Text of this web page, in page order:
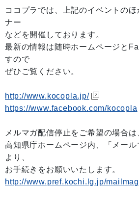
ココプラでは、上記のイベントのほ
ナー
などを開催しております。
最新の情報は随時ホームページと
すので
ぜひご覧ください。
http://www.kocopla.jp/
https://www.facebook.com/kocopla
メルマガ配信停止をご希望の場合は
高知県庁ホームページ内、「メー
より、
お手続きをお願いいたします。
http://www.pref.kochi.lg.jp/